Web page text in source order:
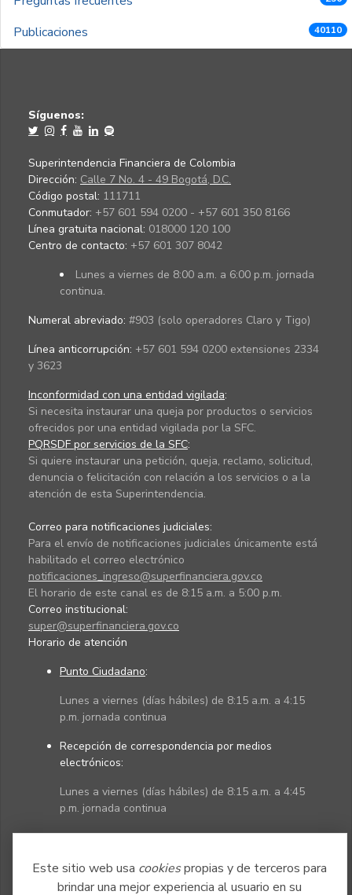
Este sitio web usa cookiespropias y de terceros para
brindar una mejor experiencia al usuario en su
Publicaciones 40110
Síguenos:
Superintendencia Financiera de Colombia
Dirección: Calle 7 No. 4 - 49 Bogotá, D.C.
Código postal: 111711
Conmutador: +57 601 594 0200 - +57 601 350 8166
Línea gratuita nacional: 018000 120 100
Centro de contacto: +57 601 307 8042
Lunes a viernes de 8:00 a.m. a 6:00 p.m. jornada
continua.
Numeral abreviado: #903 (solo operadores Claro y Tigo)
Línea anticorrupción: +57 601 594 0200 extensiones 2334
y 3623
Inconformidad con una entidad vigilada:
Si necesita instaurar una queja por productos o servicios
ofrecidos por una entidad vigilada por la SFC.
PQRSDF por servicios de la SFC:
Si quiere instaurar una petición, queja, reclamo, solicitud,
denuncia o felicitación con relación a los servicios o a la
atención de esta Superintendencia.
Correo para notificaciones judiciales:
Para el envío de notificaciones judiciales únicamente está
habilitado el correo electrónico
notificaciones_ingreso@superfinanciera.gov.co
El horario de este canal es de 8:15 a.m. a 5:00 p.m.
Correo institucional:
super@superfinanciera.gov.co
Horario de atención
Punto Ciudadano:
Lunes a viernes (días hábiles) de 8:15 a.m. a 4:15
p.m. jornada continua
Recepción de correspondencia por medios
electrónicos:
Lunes a viernes (días hábiles) de 8:15 a.m. a 4:45
p.m. jornada continua